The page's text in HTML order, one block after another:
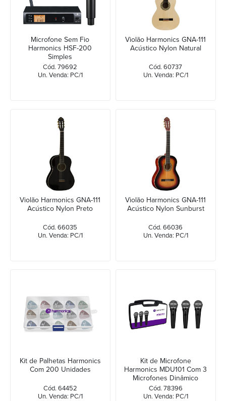
Microfone Sem Fio
Harmonics HSF-200
Simples
Cód. 79692
Un. Venda: PC/1
Violão Harmonics GNA-111
Acústico Nylon Natural
Cód. 60737
Un. Venda: PC/1
Violão Harmonics GNA-111
Acústico Nylon Preto
Cód. 66035
Un. Venda: PC/1
Violão Harmonics GNA-111
Acústico Nylon Sunburst
Cód. 66036
Un. Venda: PC/1
Kit de Palhetas Harmonics
Com 200 Unidades
Cód. 64452
Un. Venda: PC/1
Kit de Microfone
Harmonics MDU101 Com 3
Microfones Dinâmico
Cardióide
Cód. 78396
Un. Venda: PC/1